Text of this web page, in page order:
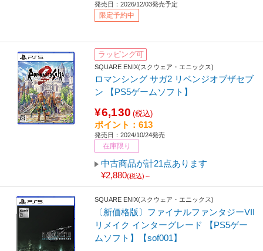
発売日：2026/12/03発売予定
限定予約中
ラッピング可
SQUARE ENIX(スクウェア・エニックス)
ロマンシング サガ2 リベンジオブザセブ
ン 【PS5ゲームソフト】
¥6,130 (税込)
ポイント：613
発売日：2024/10/24発売
在庫限り
中古商品が計21点あります
¥2,880(税込)～
SQUARE ENIX(スクウェア・エニックス)
〔新価格版〕ファイナルファンタジーVII
リメイク インターグレード 【PS5ゲー
ムソフト】【sof001】